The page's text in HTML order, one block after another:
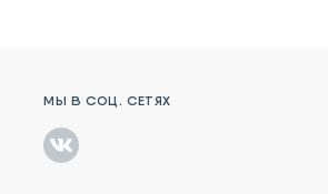
МЫ В СОЦ. СЕТЯХ